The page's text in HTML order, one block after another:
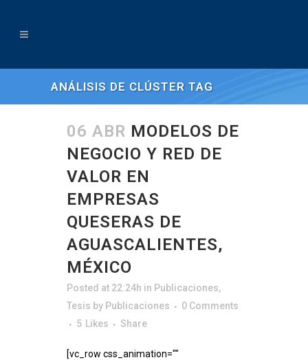
ANÁLISIS DE CLÚSTER TAG
06 ABR MODELOS DE
NEGOCIO Y RED DE
VALOR EN
EMPRESAS
QUESERAS DE
AGUASCALIENTES,
MÉXICO
Posted at 22:24h in Publicaciones,
Tesis by Publicaciones
0 Comments
5 Likes Share
[vc_row css_animation=""